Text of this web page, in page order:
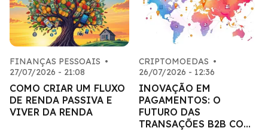
FINANÇAS PESSOAIS •
27/07/2026 - 21:08
COMO CRIAR UM FLUXO
DE RENDA PASSIVA E
VIVER DA RENDA
CRIPTOMOEDAS •
26/07/2026 - 12:36
INOVAÇÃO EM
PAGAMENTOS: O
FUTURO DAS
TRANSAÇÕES B2B COM